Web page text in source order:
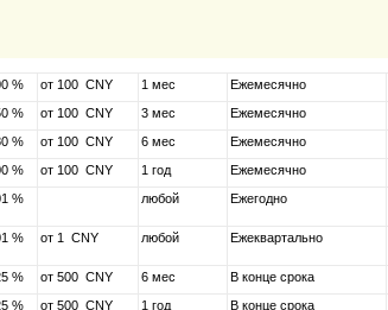
% от 100 CNY 1 мес Ежемесячно
% от 100 CNY 3 мес Ежемесячно
% от 100 CNY 6 мес Ежемесячно
% от 100 CNY 1 год Ежемесячно
% любой Ежегодно
% от 1 CNY любой Ежеквартально
% от 500 CNY 6 мес В конце срока
% от 500 CNY 1 год В конце срока